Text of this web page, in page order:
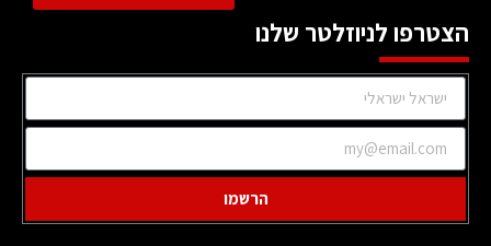
הצטרפו לניוזלטר שלנו
הרשמו